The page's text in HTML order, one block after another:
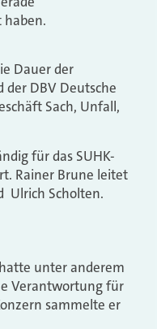
haben.
Dauer der
der DBV Deutsche
Sach, Unfall,
für das SUHK-
Rainer Brune leitet
Ulrich Scholten.
unter anderem
Verantwortung für
sammelte er